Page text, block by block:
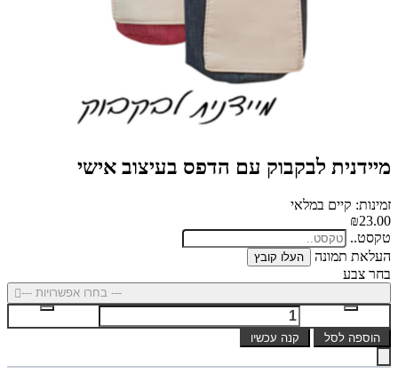
מיידנית לבקבוק עם הדפס בעיצוב אישי
זמינות: קיים במלאי
₪23.00
טקסט..
העלאת תמונה
העלו קובץ
בחר צבע
--- בחרו אפשרויות ---
הוספה לסל קנה עכשיו